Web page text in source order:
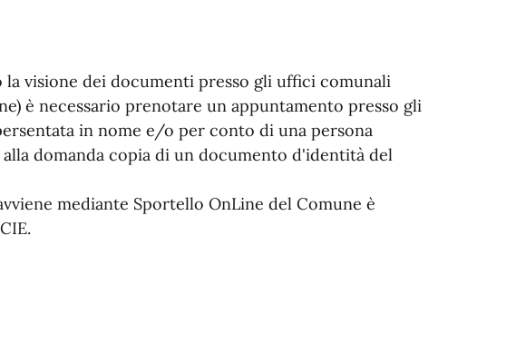
visione dei documenti presso gli uffici comunali
è necessario prenotare un appuntamento presso gli
in nome e/o per conto di una persona
domanda copia di un documento d'identità del
mediante Sportello OnLine del Comune è